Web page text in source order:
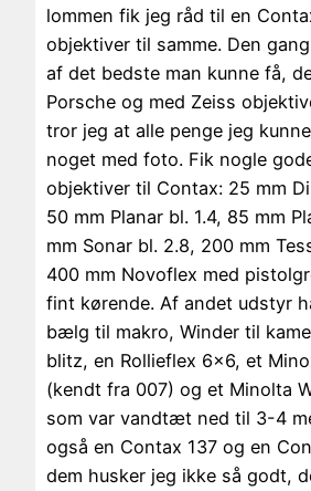
lommen fik jeg råd til en
objektiver til samme. Den
af det bedste man kunne få,
Porsche og med Zeiss
tror jeg at alle penge jeg
noget med foto. Fik nogle
objektiver til Contax: 25 mm
50 mm Planar bl. 1.4, 85 mm
mm Sonar bl. 2.8, 200 mm
400 mm Novoflex med
fint kørende. Af andet udstyr
bælg til makro, Winder til
blitz, en Rollieflex 6×6, et
(kendt fra 007) og et Minolta
som var vandtæt ned til 3-4
også en Contax 137 og en
dem husker jeg ikke så godt,